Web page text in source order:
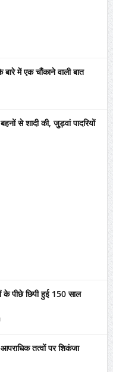
में एक चौंकाने वाली बात
से शादी की, जुड़वां पादरियों
के पीछे छिपी हुई 150 साल
तत्वों पर शिकंजा